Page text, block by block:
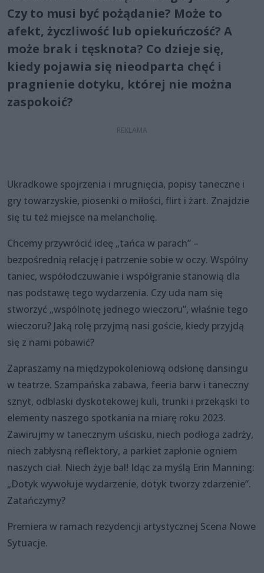
Czy to musi być pożądanie? Może to
afekt, życzliwość lub opiekuńczość? A
może brak i tęsknota? Co dzieje się,
kiedy pojawia się nieodparta chęć i
pragnienie dotyku, której nie można
zaspokoić?
Ukradkowe spojrzenia i mrugnięcia, popisy taneczne i
gry towarzyskie, piosenki o miłości, flirt i żart. Znajdzie
się tu też miejsce na melancholię.
Chcemy przywrócić ideę „tańca w parach” –
bezpośrednią relację i patrzenie sobie w oczy. Wspólny
taniec, współodczuwanie i współgranie stanowią dla
nas podstawę tego wydarzenia. Czy uda nam się
stworzyć „wspólnotę jednego wieczoru”, właśnie tego
wieczoru? Jaką rolę przyjmą nasi goście, kiedy przyjdą
się z nami pobawić?
Zapraszamy na międzypokoleniową odsłonę dansingu
w teatrze. Szampańska zabawa, feeria barw i taneczny
sznyt, odblaski dyskotekowej kuli, trunki i przekąski to
elementy naszego spotkania na miarę roku 2023.
Zawirujmy w tanecznym uścisku, niech podłoga zadrży,
niech zabłysną reflektory, a parkiet zapłonie ogniem
naszych ciał. Niech żyje bal! Idąc za myślą Erin Manning:
„Dotyk wywołuje wydarzenie, dotyk tworzy zdarzenie”.
Zatańczymy?
Premiera w ramach rezydencji artystycznej Scena Nowe
Sytuacje.